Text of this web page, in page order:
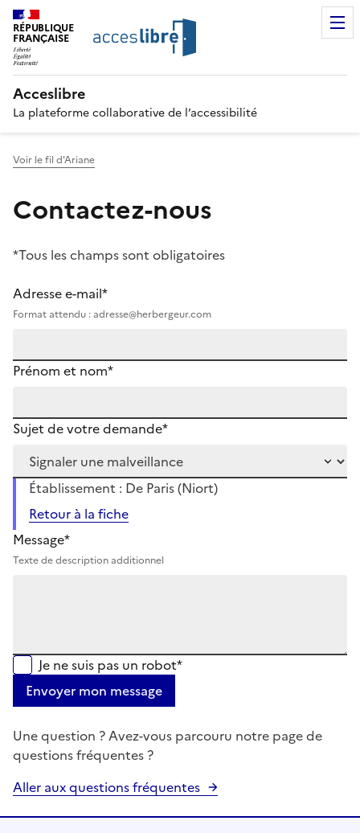
RÉPUBLIQUE
FRANÇAISE
Acceslibre
La plateforme collaborative de l’accessibilité
Voir le fil d'Ariane
Contactez-nous
*Tous les champs sont obligatoires
Adresse e-mail*
Format attendu : adresse@herbergeur.com
Prénom et nom*
Sujet de votre demande*
Établissement : De Paris (Niort)
Retour à la fiche
Message*
Texte de description additionnel
Je ne suis pas un robot*
Envoyer mon message
Une question ? Avez-vous parcouru notre page de
questions fréquentes ?
Aller aux questions fréquentes